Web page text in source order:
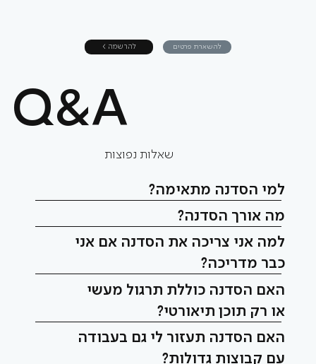
< להרשמה להשארת פרטים
Q&A
שאלות נפוצות
למי הסדנה מתאימה?
מה אורך הסדנה?
למה אני צריכה את הסדנה אם אני
כבר מדריכה?
האם הסדנה כוללת תרגול מעשי
או רק תוכן תיאורטי?
האם הסדנה תעזור לי גם בעבודה
עם קבוצות גדולות?